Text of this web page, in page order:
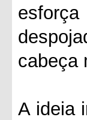
cabeça
A ideia